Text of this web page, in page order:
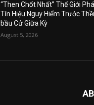
“Then Chốt Nhất” Thế Giới
Tín Hiệu Nguy Hiểm Trước
bầu Cử Giữa Kỳ
August 5, 2026